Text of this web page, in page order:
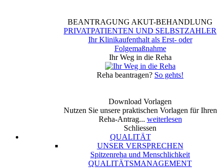
BEANTRAGUNG AKUT-BEHANDLUNG
PRIVATPATIENTEN UND SELBSTZAHLER
Ihr Klinikaufenthalt als Erst- oder
Folgemaßnahme
Ihr Weg in die Reha
Reha beantragen? So gehts!
Download Vorlagen
Nutzen Sie unsere praktischen Vorlagen für Ihren
Reha-Antrag... weiterlesen
Schliessen
QUALITÄT
UNSER VERSPRECHEN
Spitzenreha und Menschlichkeit
QUALITÄTSMANAGEMENT